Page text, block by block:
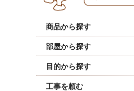
商品から探す
部屋から探す
目的から探す
工事を頼む